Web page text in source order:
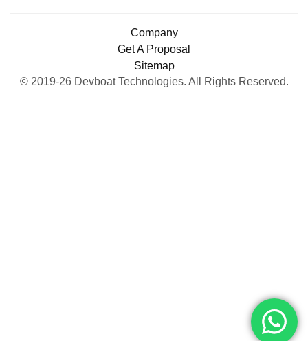
© 2019-26 Devboat Technologies. All Rights Reserved.
Company
Get A Proposal
Sitemap